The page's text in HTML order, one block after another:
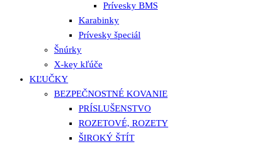
Prívesky BMS
Karabinky
Prívesky špeciál
Šnúrky
X-key kľúče
KĽUČKY
BEZPEČNOSTNÉ KOVANIE
PRÍSLUŠENSTVO
ROZETOVÉ, ROZETY
ŠIROKÝ ŠTÍT